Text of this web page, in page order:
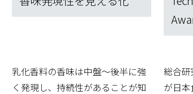
乳化香料の香味は中盤～後半に強
く発現し、持続性があることが知
総合
が日